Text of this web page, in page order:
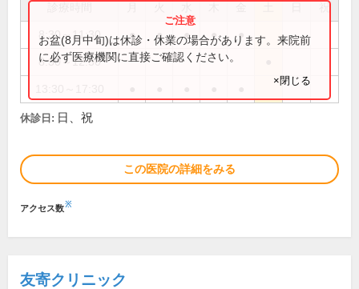
祝
8:30～11:30 ● ● ● ● ●
8:30～12:30
お盆(8月中旬)は休診・休業の場合があります。来院前
に必ず医療機関に直接ご確認ください。
×閉じる
休診日: 日、祝
この医院の詳細をみる
アクセス数※
友寄クリニック